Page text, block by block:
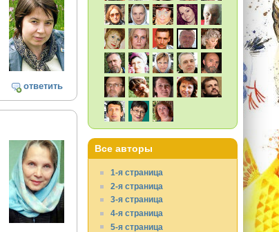
ответить
Все авторы
1-я страница
2-я страница
3-я страница
4-я страница
5-я страница